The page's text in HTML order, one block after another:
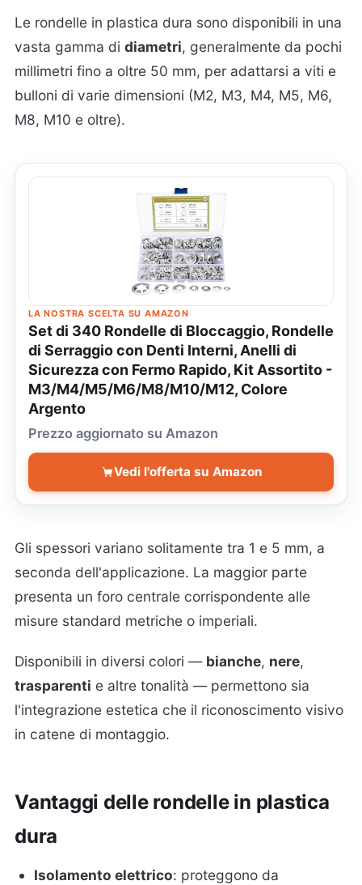
Le rondelle in plastica dura sono disponibili in una
vasta gamma di diametri, generalmente da pochi
millimetri fino a oltre 50 mm, per adattarsi a viti e
bulloni di varie dimensioni (M2, M3, M4, M5, M6,
M8, M10 e oltre).
LA NOSTRA SCELTA SU AMAZON
Set di 340 Rondelle di Bloccaggio, Rondelle
di Serraggio con Denti Interni, Anelli di
Sicurezza con Fermo Rapido, Kit Assortito -
M3/M4/M5/M6/M8/M10/M12, Colore
Argento
Prezzo aggiornato su Amazon
Vedi l'offerta su Amazon
Gli spessori variano solitamente tra 1 e 5 mm, a
seconda dell'applicazione. La maggior parte
presenta un foro centrale corrispondente alle
misure standard metriche o imperiali.
Disponibili in diversi colori — bianche, nere,
trasparenti e altre tonalità — permettono sia
l'integrazione estetica che il riconoscimento visivo
in catene di montaggio.
Vantaggi delle rondelle in plastica
dura
Isolamento elettrico: proteggono da